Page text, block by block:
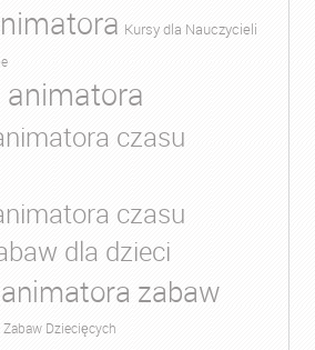
Kursy dla Nauczycieli
animatora
czasu
czasu
dla dzieci
zabaw
Dziecięcych